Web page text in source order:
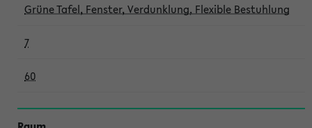
Grüne Tafel, Fenster, Verdunklung, Flexible Bestuhlung
7
60